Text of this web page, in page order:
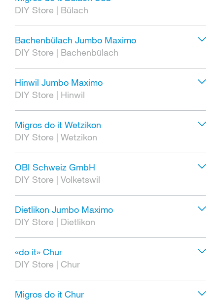
DIY Store | Bülach
Bachenbülach Jumbo Maximo
DIY Store | Bachenbülach
Hinwil Jumbo Maximo
DIY Store | Hinwil
Migros do it Wetzikon
DIY Store | Wetzikon
OBI Schweiz GmbH
DIY Store | Volketswil
Dietlikon Jumbo Maximo
DIY Store | Dietlikon
«do it» Chur
DIY Store | Chur
Migros do it Chur